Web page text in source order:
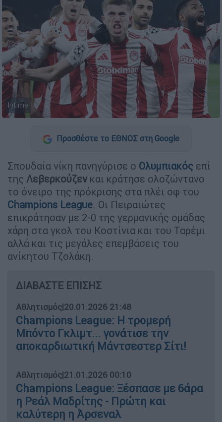
Intime
Προσθέστε το ΕΘΝΟΣ στη Google
Σπουδαία νίκη πανηγύρισε ο Ολυμπιακός επί
της Λεβερκούζεν και κράτησε ολοζώντανο
το όνειρο της πρόκρισης στα πλέι οφ του
Champions League. Οι Πειραιώτες
επικράτησαν με 2-0 της γερμανικής ομάδας
χάρη στα γκολ του Κοστίνια και του Ταρέμι
αλλά και τις μεγάλες επεμβάσεις του
ανίκητου Τζολάκη.
ΔΙΑΒΑΣΤΕ ΕΠΙΣΗΣ
Αθλητισμός|20.01.2026 21:48
Champions League: Η τρομερή
Μπόντο Γκλιμτ... γονάτισε την
αποκαρδιωτική Μάντσεστερ Σίτι!
Αθλητισμός|21.01.2026 00:10
Champions League: Ξέσπασε με 6άρα
η Ρεάλ Μαδρίτης - Πρώτη και
καλύτερη η Άρσεναλ